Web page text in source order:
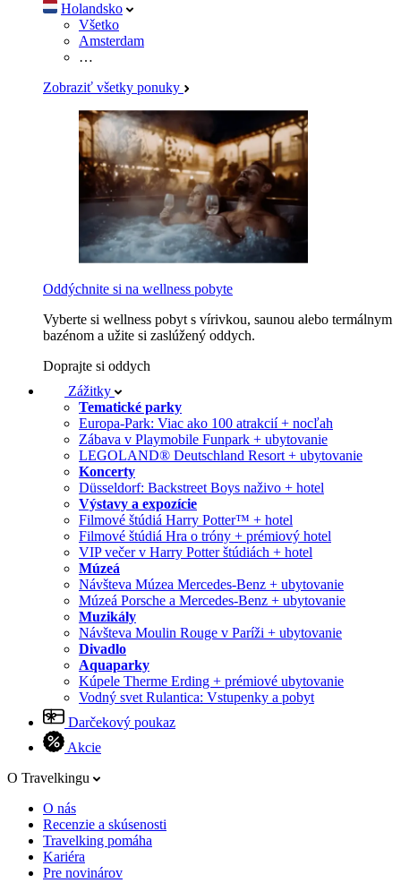
Holandsko
Všetko
Amsterdam
…
Zobraziť všetky ponuky
Oddýchnite si na wellness pobyte
Vyberte si wellness pobyt s vírivkou, saunou alebo termálnym
bazénom a užite si zaslúžený oddych.
Doprajte si oddych
Zážitky
Tematické parky
Europa-Park: Viac ako 100 atrakcií + nocľah
Zábava v Playmobile Funpark + ubytovanie
LEGOLAND® Deutschland Resort + ubytovanie
Koncerty
Düsseldorf: Backstreet Boys naživo + hotel
Výstavy a expozície
Filmové štúdiá Harry Potter™ + hotel
Filmové štúdiá Hra o tróny + prémiový hotel
VIP večer v Harry Potter štúdiách + hotel
Múzeá
Návšteva Múzea Mercedes-Benz + ubytovanie
Múzeá Porsche a Mercedes-Benz + ubytovanie
Muzikály
Návšteva Moulin Rouge v Paríži + ubytovanie
Divadlo
Aquaparky
Kúpele Therme Erding + prémiové ubytovanie
Vodný svet Rulantica: Vstupenky a pobyt
Darčekový poukaz
Akcie
O Travelkingu
O nás
Recenzie a skúsenosti
Travelking pomáha
Kariéra
Pre novinárov